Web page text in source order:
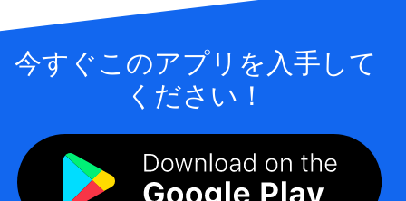
今すぐこのアプリを入手して
ください！